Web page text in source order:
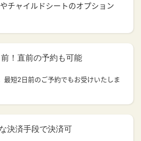
チャイルドシートのオプション
！直前の予約も可能
最短2日前のご予約でもお受けいたしま
決済手段で決済可